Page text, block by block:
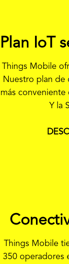
Plan IoT
Things Mobile
Nuestro plan de
más
Y la
Things Mobile
350 operadores